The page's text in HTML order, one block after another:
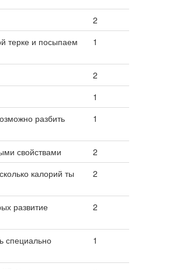
2
терке и посыпаем
1
2
1
разбить
1
свойствами
2
калорий ты
2
развитие
2
специально
1